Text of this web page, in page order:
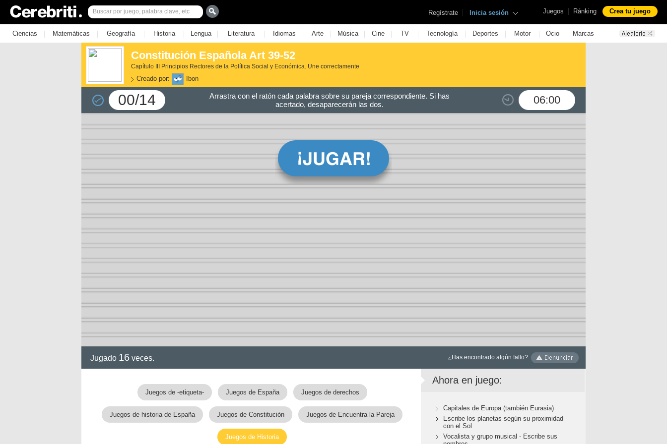
Juegos | Ránking Crea tu juego
Regístrate | Inicia sesión
Ciencias | Matemáticas | Geografía | Historia | Lengua | Literatura | Idiomas | Arte | Música | Cine | TV | Tecnología | Deportes | Motor | Ocio | Marcas
Constitución Española Art 39-52
Capítulo III Principios Rectores de la Política Social y Económica. Une correctamente
Creado por: Ibon
00/14 06:00
Arrastra con el ratón cada palabra sobre su pareja correspondiente. Si has
acertado, desaparecerán las dos.
Jugado 16 veces. ¿Has encontrado algún fallo?
Juegos de -etiqueta- Juegos de España Juegos de derechos
Juegos de historia de España Juegos de Constitución Juegos de Encuentra la Pareja
Juegos de Historia
Ahora en juego:
Capitales de Europa (también Eurasia)
Escribe los planetas según su proximidad
con el Sol
Vocalista y grupo musical - Escribe sus